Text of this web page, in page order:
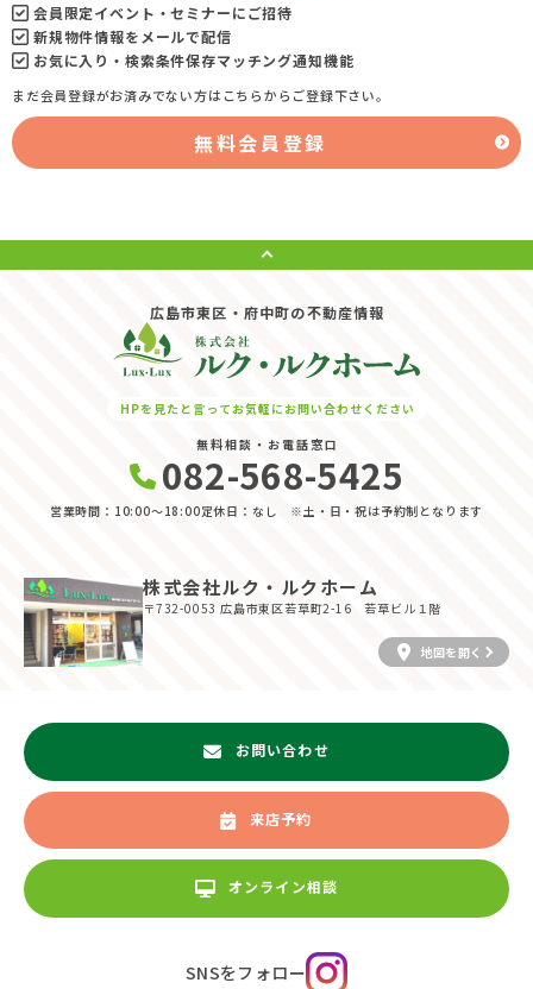
会員限定イベント・セミナーにご招待
新規物件情報をメールで配信
お気に入り・検索条件保存マッチング通知機能
まだ会員登録がお済みでない方はこちらからご登録下さい。
無料会員登録
広島市東区・府中町の不動産情報
HPを見たと言ってお気軽にお問い合わせください
無料相談・お電話窓口
082-568-5425
営業時間：10:00〜18:00定休日：なし ※土・日・祝は予約制となります
株式会社ルク・ルクホーム
〒732-0053 広島市東区若草町2-16 若草ビル１階
地図を開く
お問い合わせ
来店予約
オンライン相談
SNSをフォロー